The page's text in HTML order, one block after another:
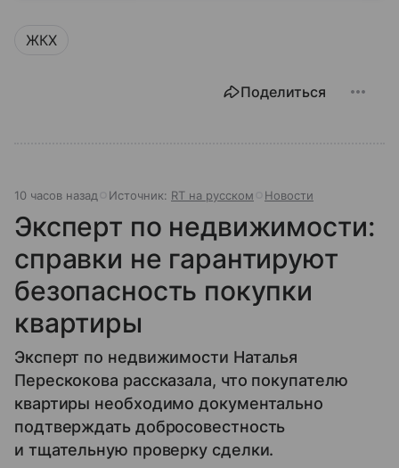
ЖКХ
Поделиться
10 часов назад Источник: RT на русском Новости
Эксперт по недвижимости:
справки не гарантируют
безопасность покупки
квартиры
Эксперт по недвижимости Наталья
Перескокова рассказала, что покупателю
квартиры необходимо документально
подтверждать добросовестность
и тщательную проверку сделки.